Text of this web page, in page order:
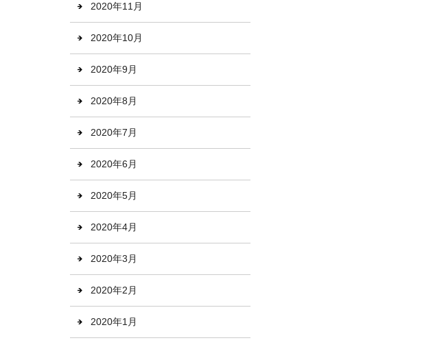
2020年11月
2020年10月
2020年9月
2020年8月
2020年7月
2020年6月
2020年5月
2020年4月
2020年3月
2020年2月
2020年1月